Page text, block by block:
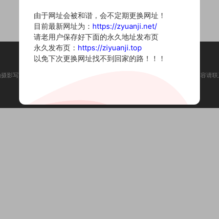
影写真图片网站，内容来自网络收集整理，仅作个人学习使用。如有违法内容请
由于网址会被和谐，会不定期更换网址！
目前最新网址为： https://zyuanji.net/
请老用户保存好下面的永久地址发布页
永久发布页： https://ziyuanji.top
以免下次更换网址找不到回家的路！！！